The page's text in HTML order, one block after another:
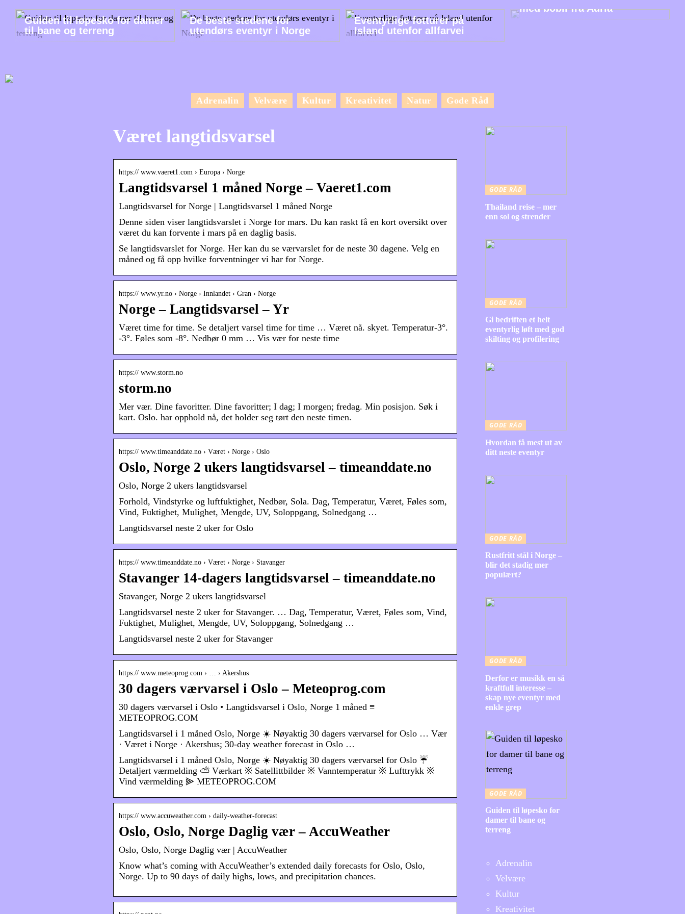
Guiden til løpesko for damer
til bane og terreng
De beste stedene for
utendørs eventyr i Norge
Eventyrlige fotturer på
Island utenfor allfarvei
med bobil fra Adria
Adrenalin Velvære Kultur Kreativitet Natur Gode Råd
Været langtidsvarsel
https:// www.vaeret1.com › Europa › Norge
Langtidsvarsel 1 måned Norge – Vaeret1.com
Langtidsvarsel for Norge | Langtidsvarsel 1 måned Norge
Denne siden viser langtidsvarslet i Norge for mars. Du kan raskt få en kort oversikt over
været du kan forvente i mars på en daglig basis.
Se langtidsvarslet for Norge. Her kan du se værvarslet for de neste 30 dagene. Velg en
måned og få opp hvilke forventninger vi har for Norge.
https:// www.yr.no › Norge › Innlandet › Gran › Norge
Norge – Langtidsvarsel – Yr
Været time for time. Se detaljert varsel time for time … Været nå. skyet. Temperatur-3°.
-3°. Føles som -8°. Nedbør 0 mm … Vis vær for neste time
https:// www.storm.no
storm.no
Mer vær. Dine favoritter. Dine favoritter; I dag; I morgen; fredag. Min posisjon. Søk i
kart. Oslo. har opphold nå, det holder seg tørt den neste timen.
https:// www.timeanddate.no › Været › Norge › Oslo
Oslo, Norge 2 ukers langtidsvarsel – timeanddate.no
Oslo, Norge 2 ukers langtidsvarsel
Forhold, Vindstyrke og luftfuktighet, Nedbør, Sola. Dag, Temperatur, Været, Føles som,
Vind, Fuktighet, Mulighet, Mengde, UV, Soloppgang, Solnedgang …
Langtidsvarsel neste 2 uker for Oslo
https:// www.timeanddate.no › Været › Norge › Stavanger
Stavanger 14-dagers langtidsvarsel – timeanddate.no
Stavanger, Norge 2 ukers langtidsvarsel
Langtidsvarsel neste 2 uker for Stavanger. … Dag, Temperatur, Været, Føles som, Vind,
Fuktighet, Mulighet, Mengde, UV, Soloppgang, Solnedgang …
Langtidsvarsel neste 2 uker for Stavanger
https:// www.meteoprog.com › … › Akershus
30 dagers værvarsel i Oslo – Meteoprog.com
30 dagers værvarsel i Oslo • Langtidsvarsel i Oslo, Norge 1 måned ≡
METEOPROG.COM
Langtidsvarsel i 1 måned Oslo, Norge ☀️ Nøyaktig 30 dagers værvarsel for Oslo … Vær
· Været i Norge · Akershus; 30-day weather forecast in Oslo …
Langtidsvarsel i 1 måned Oslo, Norge ☀️ Nøyaktig 30 dagers værvarsel for Oslo ☔
Detaljert værmelding ⛅ Værkart ※ Satellittbilder ※ Vanntemperatur ※ Lufttrykk ※
Vind værmelding ⫸ METEOPROG.COM
https:// www.accuweather.com › daily-weather-forecast
Oslo, Oslo, Norge Daglig vær – AccuWeather
Oslo, Oslo, Norge Daglig vær | AccuWeather
Know what’s coming with AccuWeather’s extended daily forecasts for Oslo, Oslo,
Norge. Up to 90 days of daily highs, lows, and precipitation chances.
GODE RÅD
Thailand reise – mer
enn sol og strender
GODE RÅD
Gi bedriften et helt
eventyrlig løft med god
skilting og profilering
GODE RÅD
Hvordan få mest ut av
ditt neste eventyr
GODE RÅD
Rustfritt stål i Norge –
blir det stadig mer
populært?
GODE RÅD
Derfor er musikk en så
kraftfull interesse –
skap nye eventyr med
enkle grep
GODE RÅD
Guiden til løpesko for
damer til bane og
terreng
Adrenalin
Velvære
Kultur
Kreativitet